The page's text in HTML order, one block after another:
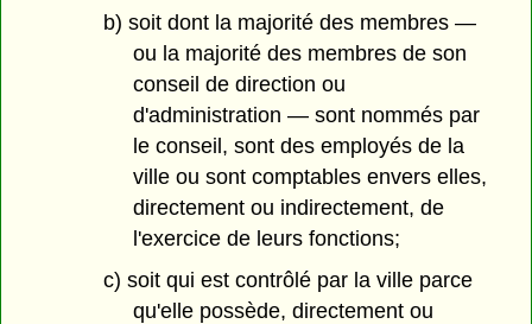
b) soit dont la majorité des membres —
ou la majorité des membres de son
conseil de direction ou
d'administration — sont nommés par
le conseil, sont des employés de la
ville ou sont comptables envers elles,
directement ou indirectement, de
l'exercice de leurs fonctions;
c) soit qui est contrôlé par la ville parce
qu'elle possède, directement ou